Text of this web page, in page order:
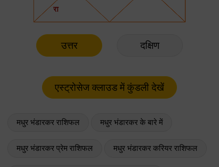
उत्तर दक्षिण
मधुर भंडारकर राशिफल मधुर भंडारकर के बारे में
मधुर भंडारकर प्रेम राशिफल मधुर भंडारकर करियर राशिफल